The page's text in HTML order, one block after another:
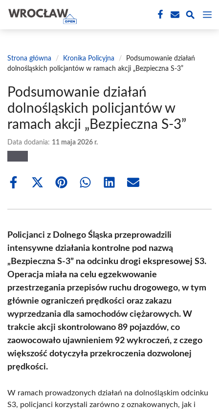
treści
Strona główna / Kronika Policyjna /
Podsumowanie działań
dolnośląskich policjantów w ramach akcji „Bezpieczna S-3”
Podsumowanie działań
dolnośląskich policjantów w
ramach akcji „Bezpieczna S-3”
Data dodania: 11 maja 2026 r.
Share
Share
(Twitter)
Share Share Share Share
Policjanci z Dolnego Śląska przeprowadzili
intensywne działania kontrolne pod nazwą
„Bezpieczna S-3” na odcinku drogi ekspresowej S3.
Operacja miała na celu egzekwowanie
przestrzegania przepisów ruchu drogowego, w tym
głównie ograniczeń prędkości oraz zakazu
wyprzedzania dla samochodów ciężarowych. W
trakcie akcji skontrolowano 89 pojazdów, co
zaowocowało ujawnieniem 92 wykroczeń, z czego
większość dotyczyła przekroczenia dozwolonej
prędkości.
W ramach prowadzonych działań na dolnośląskim odcinku
S3, policjanci korzystali zarówno z oznakowanych, jak i